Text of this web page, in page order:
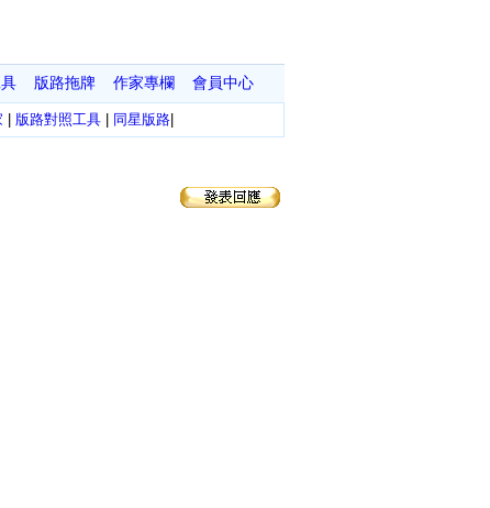
版路拖牌 作家專欄 會員中心
版路對照工具| 同星版路|